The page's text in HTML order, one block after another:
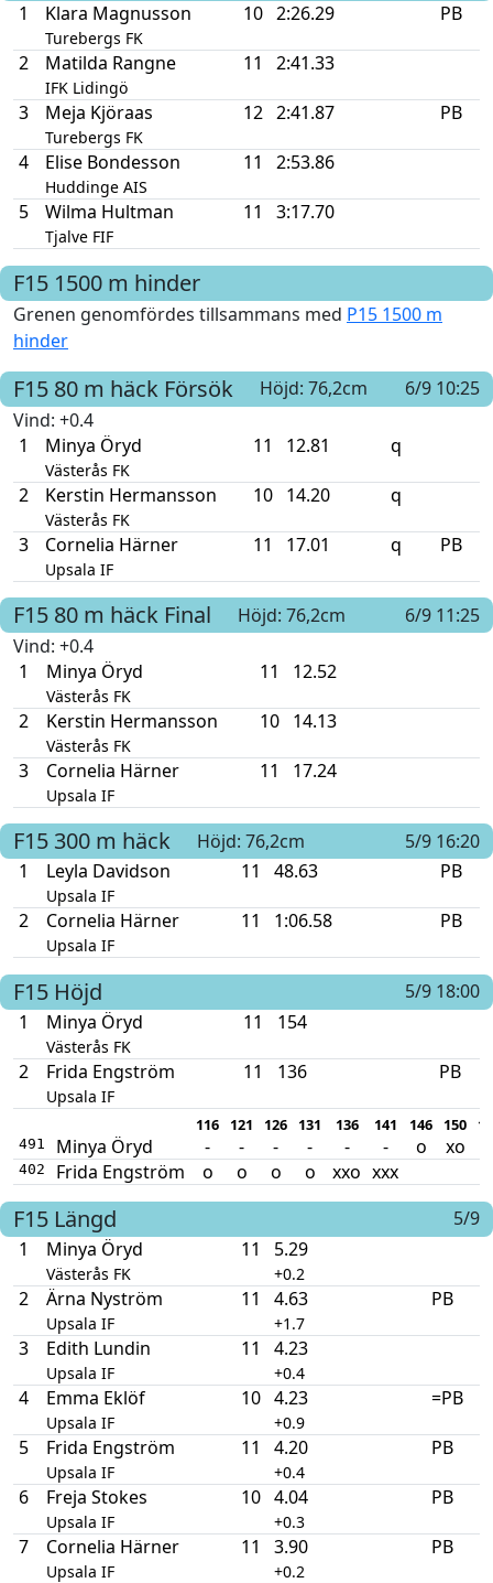
1
Klara Magnusson
Turebergs FK
10 2:26.29 PB
2 Matilda Rangne
IFK Lidingö
11 2:41.33
3 Meja Kjöraas
Turebergs FK
12 2:41.87 PB
4 Elise Bondesson
Huddinge AIS
11 2:53.86
5 Wilma Hultman
Tjalve FIF
11 3:17.70
F15 1500 m hinder
Grenen genomfördes tillsammans med P15 1500 m
hinder
F15 80 m häck Försök Höjd: 76,2cm
6/9 10:25
Vind: +0.4
1
Minya Öryd
Västerås FK
11 12.81 q
2 Kerstin Hermansson
Västerås FK
10 14.20 q
3 Cornelia Härner
Upsala IF
11 17.01 q PB
F15 80 m häck Final Höjd: 76,2cm
6/9 11:25
Vind: +0.4
1
Minya Öryd
Västerås FK
11 12.52
2 Kerstin Hermansson
Västerås FK
10 14.13
3 Cornelia Härner
Upsala IF
11 17.24
F15 300 m häck Höjd: 76,2cm
5/9 16:20
1
Leyla Davidson
Upsala IF
11 48.63 PB
2 Cornelia Härner
Upsala IF
11 1:06.58 PB
F15 Höjd
5/9 18:00
1
Minya Öryd
Västerås FK
11 154
2 Frida Engström
Upsala IF
11 136 PB
116 121 126 131 136 141 146 150
491 Minya Öryd - - - - - - o xo
402 Frida Engström o o o o xxo xxx
F15 Längd
5/9
1
Minya Öryd
Västerås FK
11 5.29
+0.2
2 Ärna Nyström
Upsala IF
11 4.63
+1.7
PB
3 Edith Lundin
Upsala IF
11 4.23
+0.4
4 Emma Eklöf
Upsala IF
10 4.23
+0.9
=PB
5 Frida Engström
Upsala IF
11 4.20
+0.4
PB
6 Freja Stokes
Upsala IF
10 4.04
+0.3
PB
7 Cornelia Härner
Upsala IF
11 3.90
+0.2
PB